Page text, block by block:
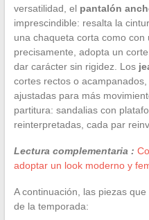
versatilidad, el pantalón
imprescindible: resalta la
una chaqueta corta como con
precisamente, adopta un
dar carácter sin rigidez. Los
cortes rectos o
ajustadas para más
partitura: sandalias con
reinterpretadas, cada par
Lectura complementaria :
adoptar un look moderno y
A continuación, las piezas
de la temporada: